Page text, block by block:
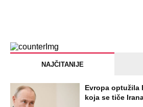
NAJČITANIJE
Evropa optužila
koja se tiče